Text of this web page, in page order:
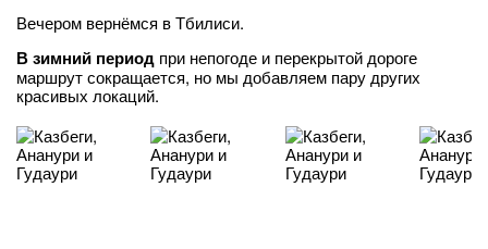
Вечером вернёмся в Тбилиси.
В зимний период при непогоде и перекрытой дороге
маршрут сокращается, но мы добавляем пару других
красивых локаций.